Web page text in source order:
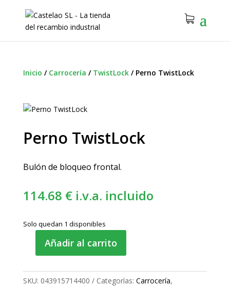
Inicio / Carrocería / TwistLock/ Perno TwistLock
Perno TwistLock
Bulón de bloqueo frontal.
114.68 € i.v.a. incluido
Solo quedan 1 disponibles
cantidad
Añadir al carrito
SKU: 043915714400 Categorías: Carrocería,